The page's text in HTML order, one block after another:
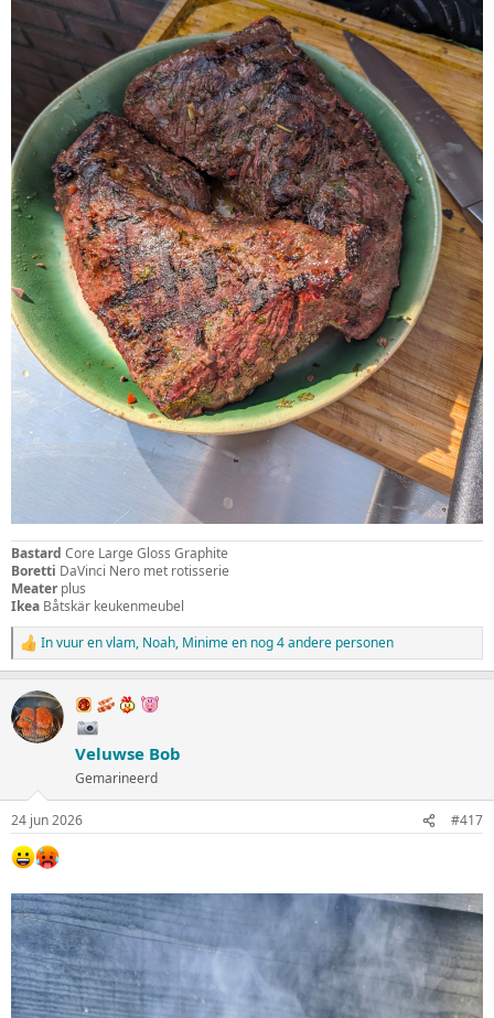
Bastard Core Large Gloss Graphite
Boretti DaVinci Nero met rotisserie
Meater plus
Ikea Båtskär keukenmeubel
W
a
r
d
e
e
n
:
In vuur en vlam, Noah, Minimeen nog 4 andere personen
Veluwse Bob
Gemarineerd
24 jun 2026 #417